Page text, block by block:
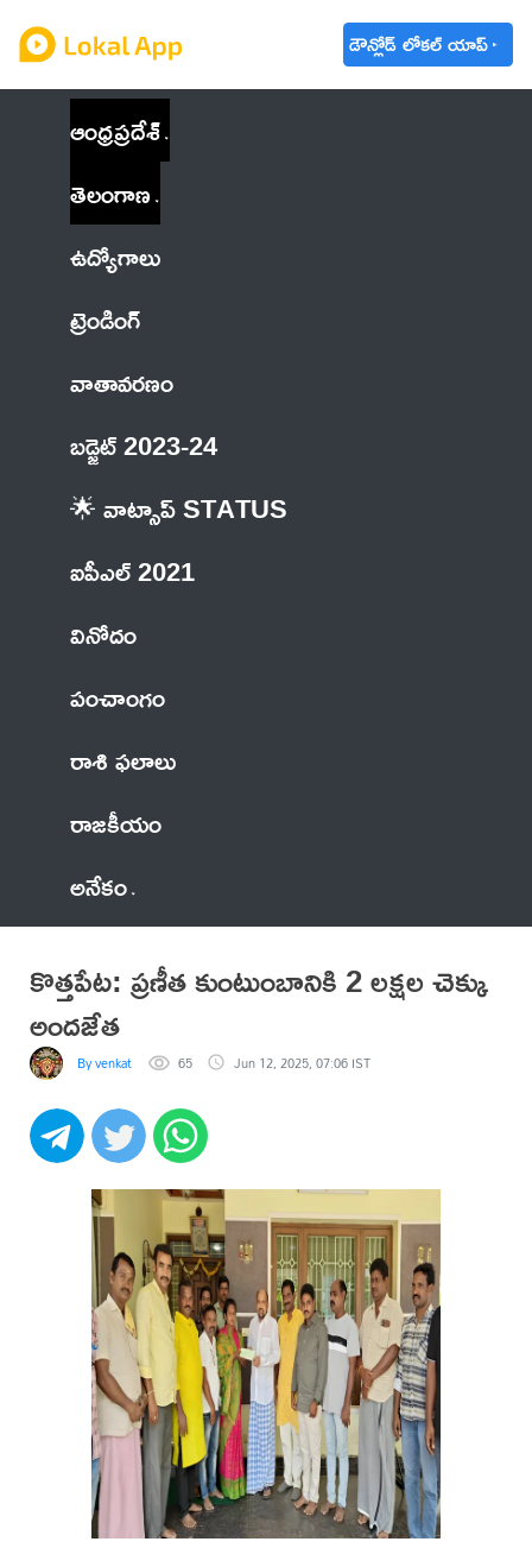
డౌన్లోడ్ లోకల్ యాప్
ఆంధ్రప్రదేశ్
తెలంగాణ
ఉద్యోగాలు
ట్రెండింగ్
వాతావరణం
బడ్జెట్ 2023-24
🌟 వాట్సాప్ STATUS
ఐపీఎల్ 2021
వినోదం
పంచాంగం
రాశి ఫలాలు
రాజకీయం
అనేకం
కొత్తపేట: ప్రణీత కుంటుంబానికి 2 లక్షల చెక్కు
అందజేత
By venkat 65 Jun 12, 2025, 07:06 IST